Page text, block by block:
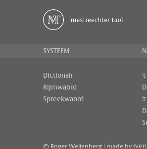
SYSTEEM
Dictionair
Rijmwäörd
Spreekwäörd
't
't
© Roger Weijenberg | made by